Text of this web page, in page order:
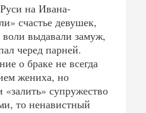
на Ивана-
счастье девушек,
выдавали замуж,
черед парней.
о браке не всегда
жениха, но
«залить» супружество
то ненавистный